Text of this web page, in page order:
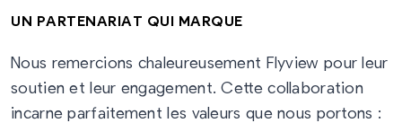
UN PARTENARIAT QUI MARQUE
Nous remercions chaleureusement Flyview pour leur
soutien et leur engagement. Cette collaboration
incarne parfaitement les valeurs que nous portons :